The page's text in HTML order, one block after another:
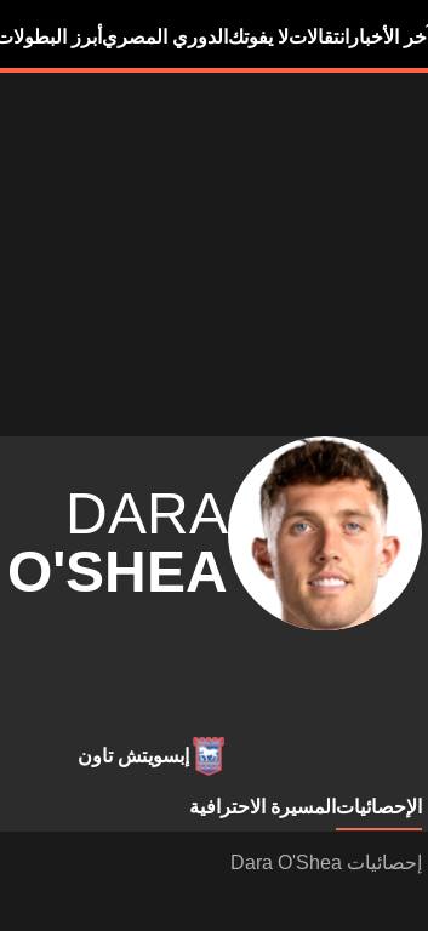
آخر الأخبار انتقالاتلا يفوتك الدوري المصري أبرز
DARA
O'SHEA
إبسويتش تاون
الإحصائيات المسيرة الاحترافية
إحصائيات Dara O'Shea